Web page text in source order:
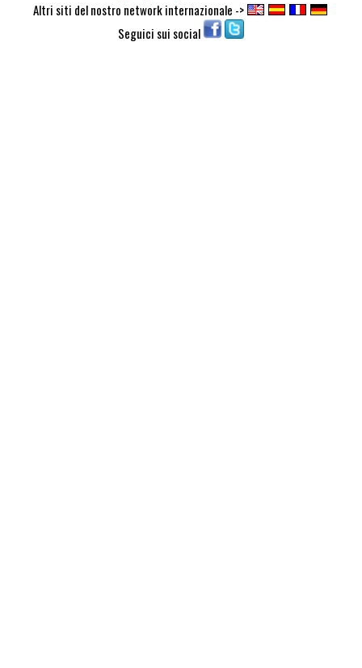
Altri siti del nostro network internazionale ->
Seguici sui social